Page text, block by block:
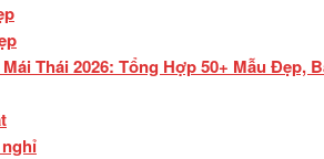
Thái 2026: Tổng Hợp 50+ Mẫu Đẹp,